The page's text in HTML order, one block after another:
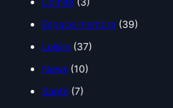
Espace membre (39)
Loisirs (37)
News (10)
Santé (7)